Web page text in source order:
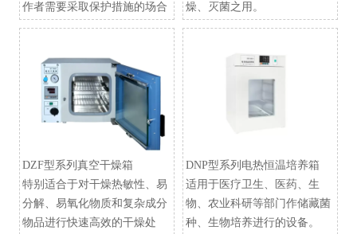
作者需要采取保护措施的场合
燥、灭菌之用。
DZF型系列真空干燥箱
特别适合于对干燥热敏性、易
分解、易氧化物质和复杂成分
物品进行快速高效的干燥处
​DNP型系列电热恒温培养箱
适用于医疗卫生、医药、生
物、农业科研等部门作储藏菌
种、生物培养进行的设备。